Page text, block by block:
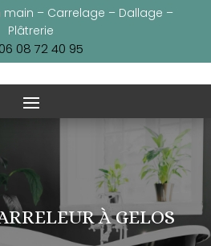
main – Carrelage – Dallage –
Plâtrerie
06 08 72 40 95
À GELOS